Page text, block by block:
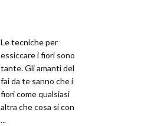
Le tecniche per
essiccare i fiori sono
tante. Gli amanti del
fai da te sanno che i
fiori come qualsiasi
altra che cosa si con
...